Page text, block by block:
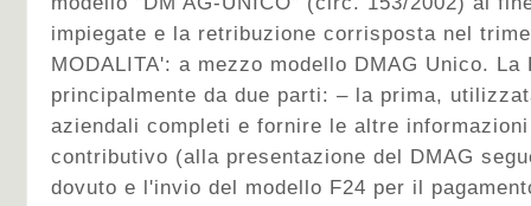
impiegate e la retribuzione corrisposta nel
MODALITA': a mezzo modello DMAG Unico. La
principalmente da due parti: – la prima,
aziendali completi e fornire le altre
contributivo (alla presentazione del DMAG
dovuto e l'invio del modello F24 per il